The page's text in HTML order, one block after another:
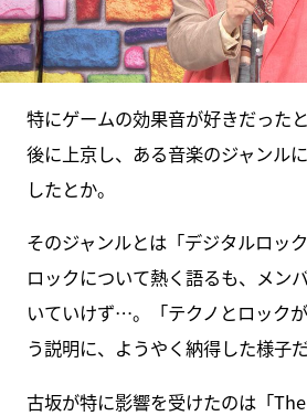
特にゲームの効果音が好きだった
後に上京し、ある音楽のジャンル
したとか。
そのジャンルとは「デジタルロッ
ロックについて熱く語るも、メン
いていけず…。「テクノとロック
う説明に、ようやく納得した様子だ
古坂が特に影響を受けたのは「